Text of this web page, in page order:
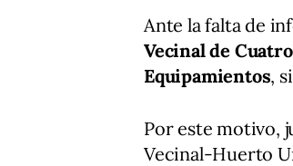
Ante la falta de
Vecinal de
Equipamientos,
Por este motivo,
Vecinal-Huerto